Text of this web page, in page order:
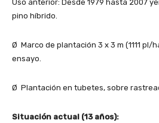
Uso anterior: Desde 1979 hasta 2007
pino híbrido.
Ø Marco de plantación 3 x 3 m (1111 pl/
ensayo.
Ø Plantación en tubetes, sobre
Situación actual (13 años):